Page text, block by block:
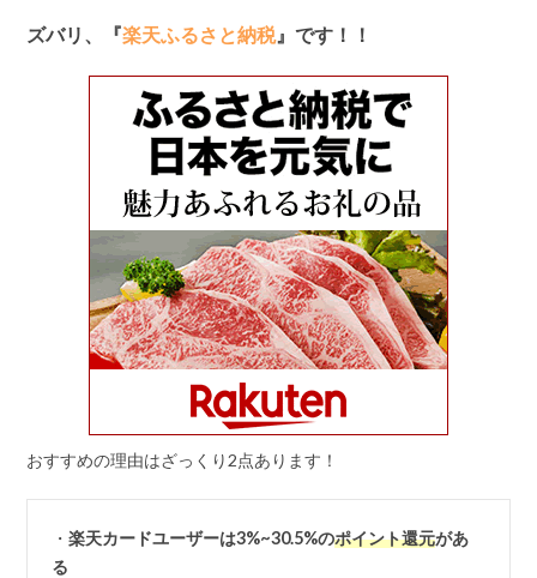
ズバリ、『楽天ふるさと納税 』です！！
おすすめの理由はざっくり2点あります！
・楽天カードユーザーは3%~30.5%のポイント還元があ
る